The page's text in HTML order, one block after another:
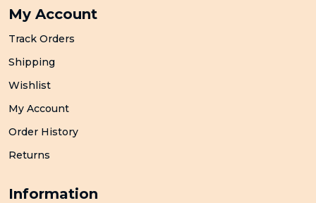
My Account
Track Orders
Shipping
Wishlist
My Account
Order History
Returns
Information